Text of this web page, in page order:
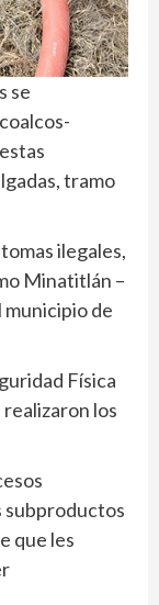
se
tramo
ilegales,
Minatitlán –
municipio de
Física
los
subproductos
que les